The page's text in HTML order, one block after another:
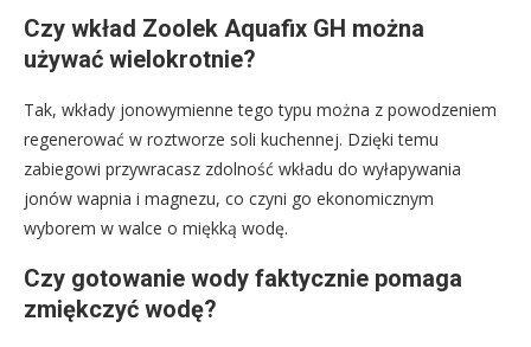
Czy wkład Zoolek Aquafix GH można
używać wielokrotnie?
Tak, wkłady jonowymienne tego typu można z powodzeniem
regenerować w roztworze soli kuchennej. Dzięki temu
zabiegowi przywracasz zdolność wkładu do wyłapywania
jonów wapnia i magnezu, co czyni go ekonomicznym
wyborem w walce o miękką wodę.
Czy gotowanie wody faktycznie pomaga
zmiękczyć wodę?